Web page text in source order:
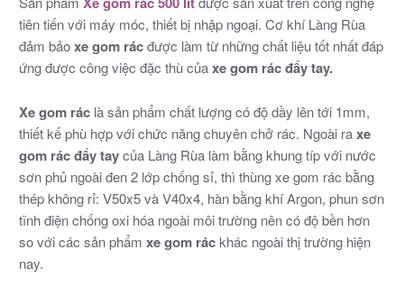
tiên tiến với máy móc, thiết bị nhập ngoại. Cơ khí Làng Rùa
đảm bảoxe gom rácđược làm từ những chất liệu tốt nhất đáp
ứng được công việc đặc thù củaxe gom rác đẩy tay.
Xe gom ráclà sản phẩm chất lượng có độ dầy lên tới 1mm,
thiết kế phù hợp với chức năng chuyên chở rác. Ngoài raxe
gom rác đẩy taycủa Làng Rùa làm bằng khung típ với nước
sơn phủ ngoài đen 2 lớp chống sỉ, thì thùng xe gom rác bằng
thép không rỉ: V50x5 và V40x4, hàn bằng khí Argon, phun sơn
tĩnh điện chống oxi hóa ngoài môi trường nên có độ bền hơn
so với các sản phẩm xe gom rác khác ngoài thị trường hiện
nay.